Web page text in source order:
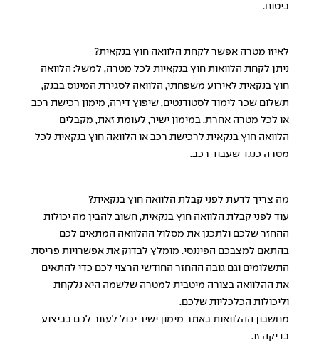
ביטוח.
לאיזו מטרה אפשר לקחת הלוואה חוץ בנקאית?
ניתן לקחת הלוואות חוץ בנקאיות לכל מטרה, למשל: הלוואה
חוץ בנקאית לאירוע משפחתי, הלוואה לסגירת המינוס בבנק,
תשלום שכר לימוד לסטודנטים, שיפוץ דירה, מימון רכישת רכב
או לכל מטרה אחרת. במימון ישיר, לעומת זאת, מקבלים
הלוואה חוץ בנקאית לרכישת רכב או הלוואה חוץ בנקאית לכל
מטרה כנגד שעבוד רכב.
מה צריך לדעת לפני קבלת הלוואה חוץ בנקאית?
עוד לפני קבלת הלוואה חוץ בנקאית, חשוב להבין מה יכולות
ההחזר שלכם ולתכנן את מסלול ההלוואה המתאים לכם
בהתאם למצבכם הפיננסי. מומלץ לבדוק את אפשרויות פריסת
התשלומים וגם גובה ההחזר החודשי הרצוי לכם כדי להתאים
את ההלוואה בצורה מיטבית למטרה שלשמה היא נלקחת
וליכולות הכלכליות שלכם.
מחשבון ההלוואות באתר מימון ישיר יכול לעזור לכם בביצוע
בדיקה זו.